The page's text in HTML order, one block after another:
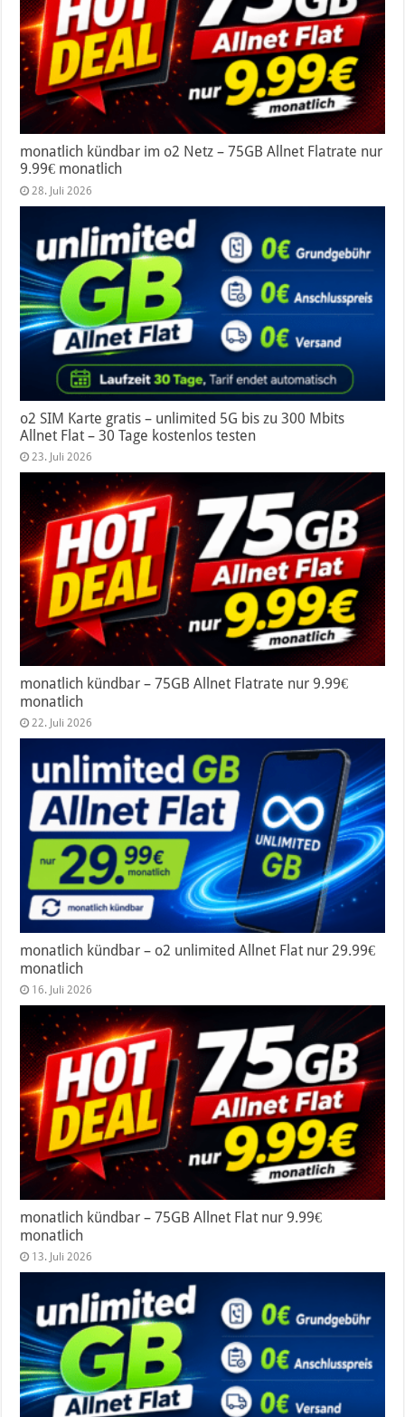
monatlich kündbar im o2 Netz – 75GB Allnet Flatrate nur
9.99€ monatlich
28. Juli 2026
o2 SIM Karte gratis – unlimited 5G bis zu 300 Mbits
Allnet Flat – 30 Tage kostenlos testen
23. Juli 2026
monatlich kündbar – 75GB Allnet Flatrate nur 9.99€
monatlich
22. Juli 2026
monatlich kündbar – o2 unlimited Allnet Flat nur 29.99€
monatlich
16. Juli 2026
monatlich kündbar – 75GB Allnet Flat nur 9.99€
monatlich
13. Juli 2026